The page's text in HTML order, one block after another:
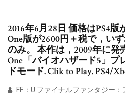
2016年6月28日 価格はPS4
One版が2600円＋税で，い
のみ。 本作は，2009年に発
One「バイオハザード5」プ
ドモード. Clik to Play. PS4/
FF：U ファイナルファンタジー